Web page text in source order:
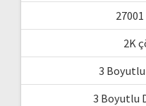
2K
3
3 Boyutlu